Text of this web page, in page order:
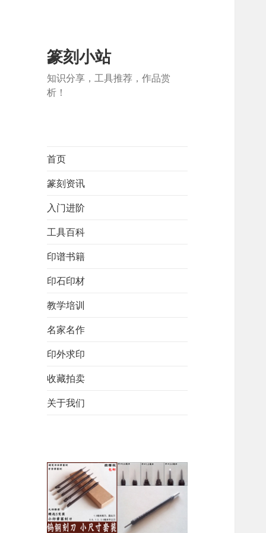
篆刻小站
知识分享，工具推荐，作品赏
析！
首页
篆刻资讯
入门进阶
工具百科
印谱书籍
印石印材
教学培训
名家名作
印外求印
收藏拍卖
关于我们